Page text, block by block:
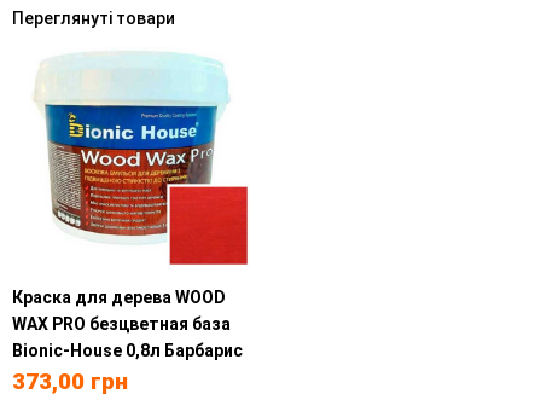
Переглянуті товари
Краска для дерева WOOD
WAX PRO безцветная база
Bionic-House 0,8л Барбарис
373,00 грн